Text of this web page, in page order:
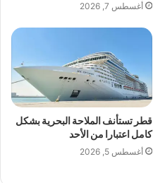
أغسطس 7, 2026
قطر تستأنف الملاحة البحرية بشكل
كامل اعتبارا من الأحد
أغسطس 5, 2026